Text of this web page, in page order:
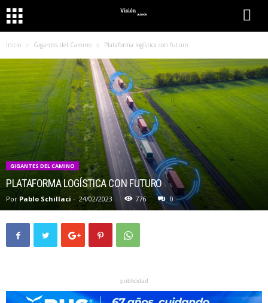
Inicio Gigantes del Camino Plataforma logística con futuro
GIGANTES DEL CAMINO
PLATAFORMA LOGÍSTICA CON FUTURO
Por Pablo Schillaci - 24/02/2023 776 0
publicidad